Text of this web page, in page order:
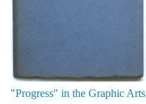
"Progress" in the Graphic Arts